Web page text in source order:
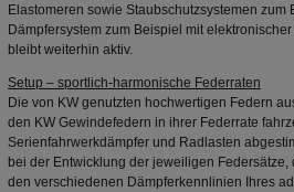
Elastomeren sowie Staubschutzsystemen zum
Dämpfersystem zum Beispiel mit
bleibt weiterhin aktiv.
Setup – sportlich-harmonische Federraten
Die von KW genutzten hochwertigen Federn
den KW Gewindefedern in ihrer Federrate
Serienfahrwerkdämpfer und Radlasten
bei der Entwicklung der jeweiligen
den verschiedenen Dämpferkennlinien Ihres